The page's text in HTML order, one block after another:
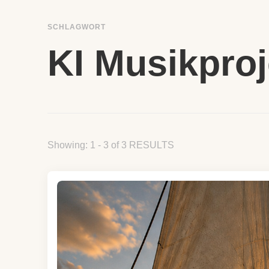
SCHLAGWORT
KI
Showing: 1 - 3 of 3 RESULTS